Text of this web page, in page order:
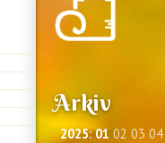
Arkiv
2025:01 02 03 04